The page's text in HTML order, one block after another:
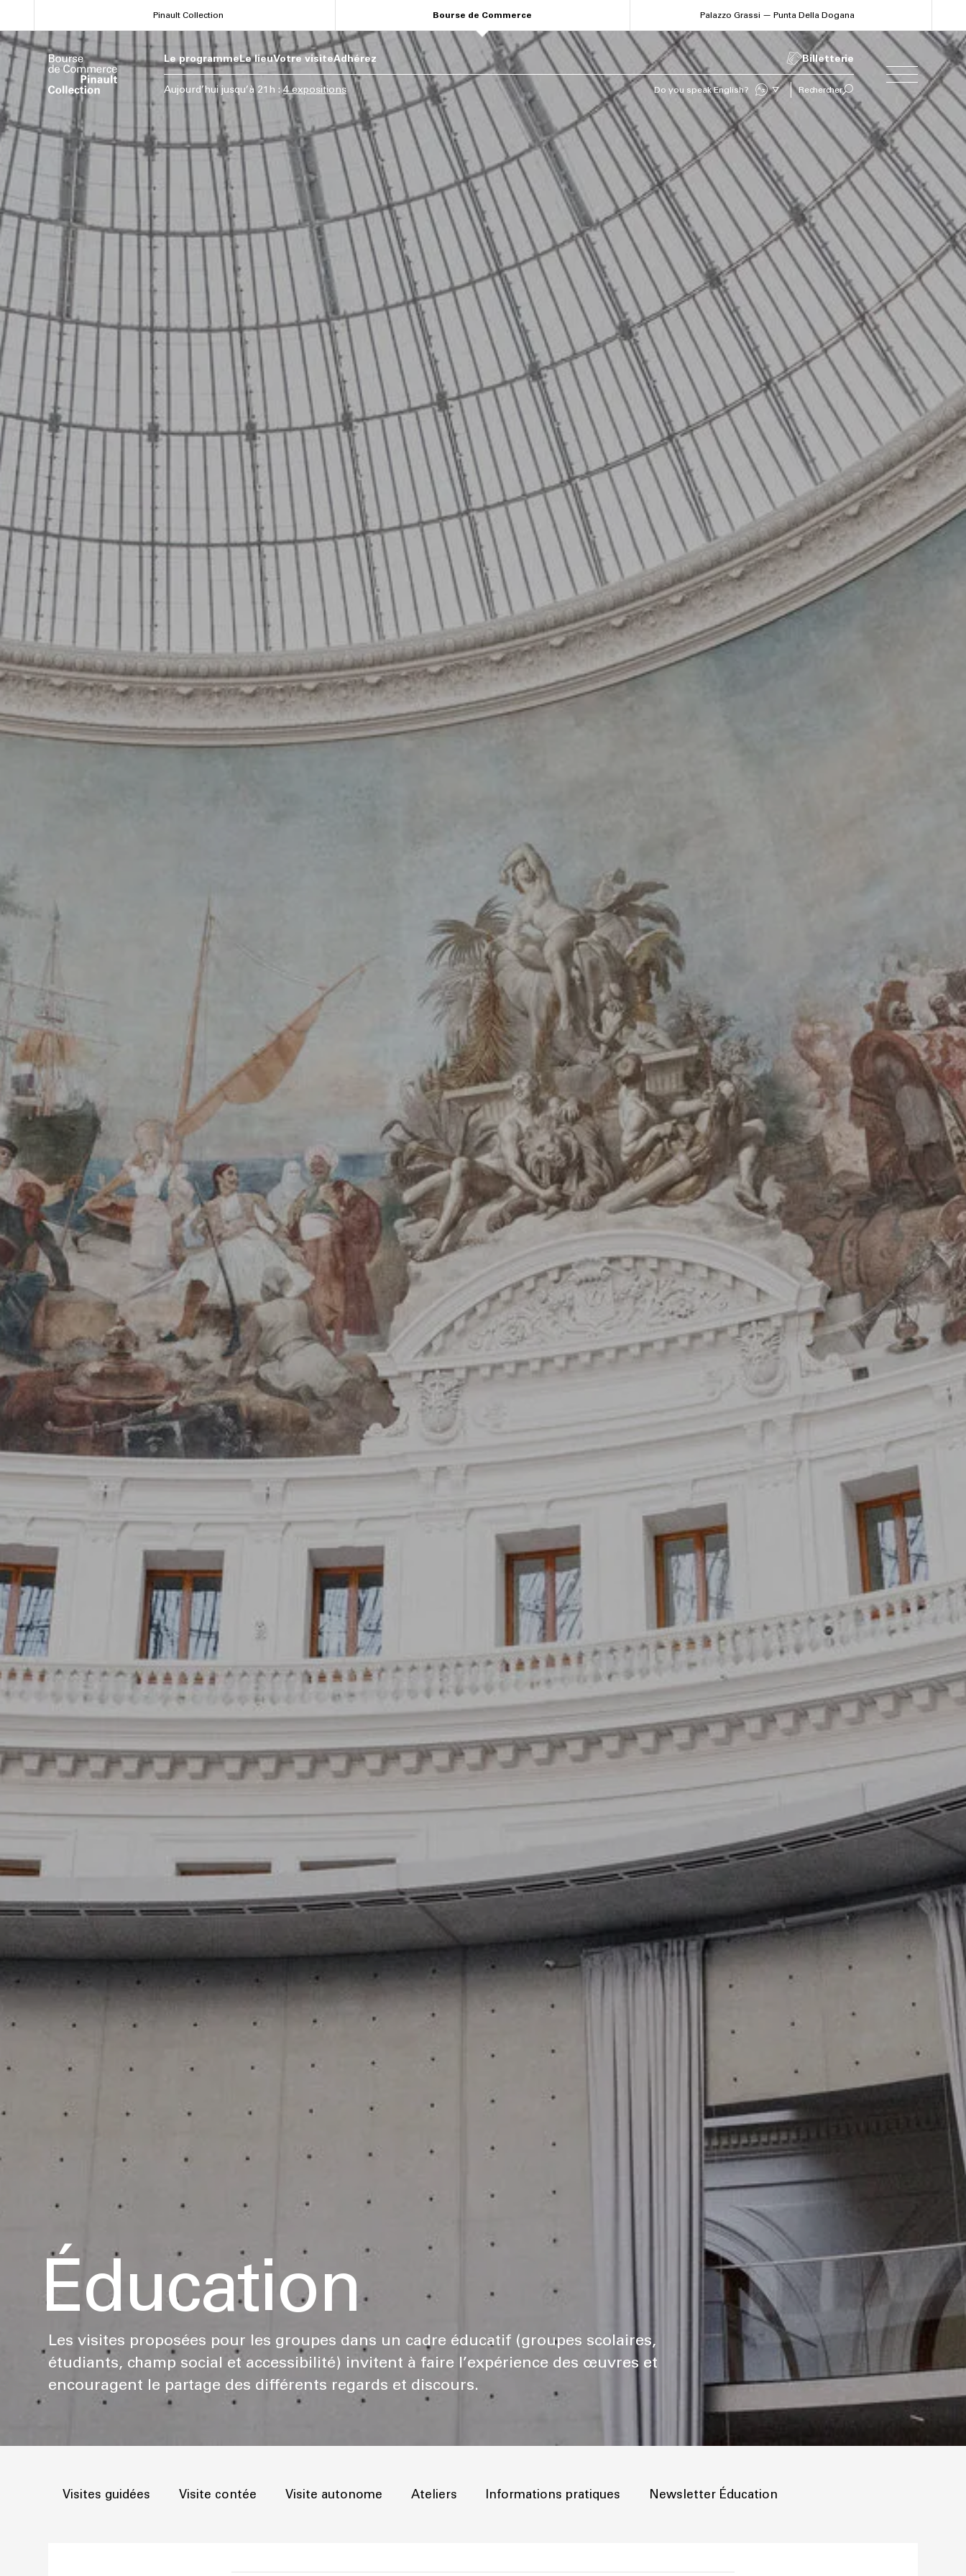
au
contenu
principal
Pinault Collection Bourse de Commerce Palazzo Grassi — Punta Della Dogana
Le programmeLe lieuVotre visiteAdhérez Billetterie
Aujourd’huijusqu’à21h :4 expositions Sprechen Sie Deutsch? Rechercher
Éducation
Les visites proposées pour les groupes dans un cadre éducatif (groupes scolaires,
étudiants, champ social et accessibilité) invitent à faire l’expérience des œuvres et
encouragent le partage des différents regards et discours.
Visites guidées Visite contée Visite autonome Ateliers Informations pratiques Newsletter Éducation